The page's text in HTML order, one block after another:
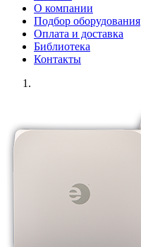
О компании
Подбор оборудования
Оплата и доставка
Библиотека
Контакты